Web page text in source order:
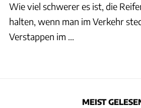
Wie viel schwerer es ist, die
halten, wenn man im Verkehr
Verstappen im ...
MEIST